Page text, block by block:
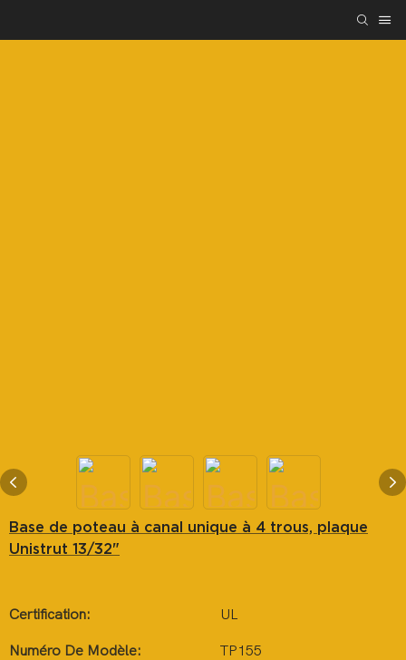
Base de poteau à canal unique à 4 trous, plaque
Unistrut 13/32"
Certification: UL
Numéro De Modèle: TP155